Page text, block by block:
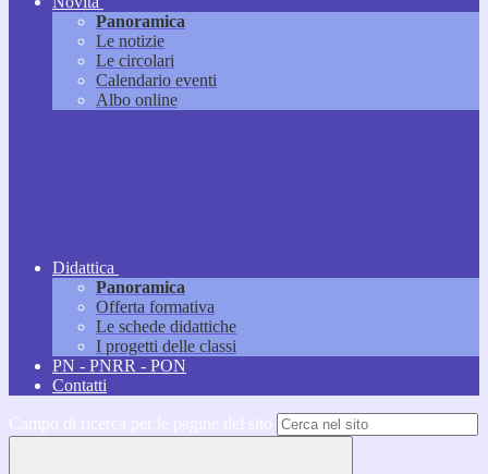
Panoramica
Le notizie
Le circolari
Calendario eventi
Albo online
Didattica
Panoramica
Offerta formativa
Le schede didattiche
I progetti delle classi
PN - PNRR - PON
Contatti